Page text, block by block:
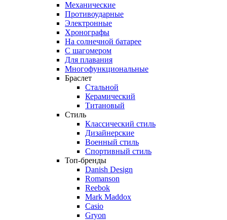
Механические
Противоударные
Электронные
Хронографы
На солнечной батарее
С шагомером
Для плавания
Многофункциональные
Браслет
Стальной
Керамический
Титановый
Стиль
Классический стиль
Дизайнерские
Военный стиль
Спортивный стиль
Топ-бренды
Danish Design
Romanson
Reebok
Mark Maddox
Casio
Gryon